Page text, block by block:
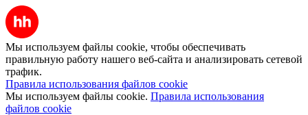
Мы используем файлы cookie, чтобы обеспечивать
правильную работу нашего веб-сайта и анализировать сетевой
трафик.
Правила использования файлов cookie
Мы используем файлы cookie. Правила использования
файлов cookie